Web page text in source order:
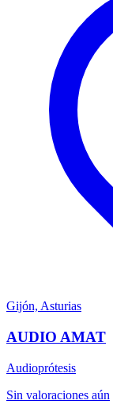
Gijón, Asturias
AUDIO AMAT
Audioprótesis
Sin valoraciones aún